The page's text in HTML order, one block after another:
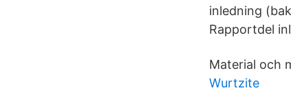
inledning
Rapportdel
Material och
Wurtzite